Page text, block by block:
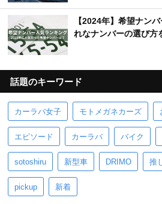
【2024年】希望ナン
れなナンバーの選び方
話題のキーワード
カーラバ女子 モトメガネカーズ
エピソード カーラバ バイク
sotoshiru 新型車 DRIMO 推
pickup 新着